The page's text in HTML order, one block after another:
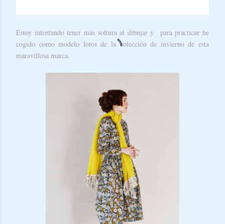
Estoy intentando tener más soltura al dibujar y para practicar he
cogido como modelo fotos de la colección de invierno de esta
maravillosa marca.